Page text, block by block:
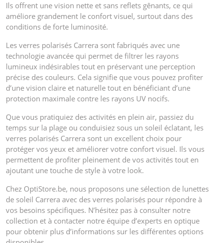
Ils offrent une vision nette et sans reflets gênants, ce qui
améliore grandement le confort visuel, surtout dans des
conditions de forte luminosité.
Les verres polarisés Carrera sont fabriqués avec une
technologie avancée qui permet de filtrer les rayons
lumineux indésirables tout en préservant une perception
précise des couleurs. Cela signifie que vous pouvez profiter
d’une vision claire et naturelle tout en bénéficiant d’une
protection maximale contre les rayons UV nocifs.
Que vous pratiquiez des activités en plein air, passiez du
temps sur la plage ou conduisiez sous un soleil éclatant, les
verres polarisés Carrera sont un excellent choix pour
protéger vos yeux et améliorer votre confort visuel. Ils vous
permettent de profiter pleinement de vos activités tout en
ajoutant une touche de style à votre look.
Chez OptiStore.be, nous proposons une sélection de lunettes
de soleil Carrera avec des verres polarisés pour répondre à
vos besoins spécifiques. N’hésitez pas à consulter notre
collection et à contacter notre équipe d’experts en optique
pour obtenir plus d’informations sur les différentes options